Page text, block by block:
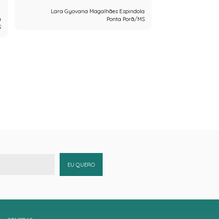
Lara Gyovana Magalhães Espindola
Ponta Porã/MS
EU QUERO